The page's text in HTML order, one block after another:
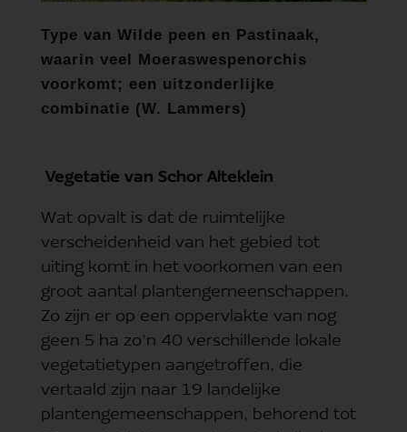
Type van Wilde peen en Pastinaak,
waarin veel Moeraswespenorchis
voorkomt; een uitzonderlijke
combinatie (W. Lammers)
Vegetatie van Schor Alteklein
Wat opvalt is dat de ruimtelijke
verscheidenheid van het gebied tot
uiting komt in het voorkomen van een
groot aantal plantengemeenschappen.
Zo zijn er op een oppervlakte van nog
geen 5 ha zo’n 40 verschillende lokale
vegetatietypen aangetroffen, die
vertaald zijn naar 19 landelijke
plantengemeenschappen, behorend tot